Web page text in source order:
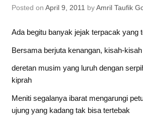
Posted on April 9, 2011 byAmril Taufik
Ada begitu banyak jejak terpacak yang
Bersama berjuta kenangan, kisah-
deretan musim yang luruh dengan
kiprah
Meniti segalanya ibarat mengarungi
ujung yang kadang tak bisa tertebak